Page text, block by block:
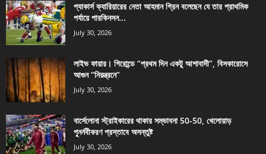
প্যাকার্স ক্যারিয়ারের নেতা আহমান গ্রিন বলেছেন যে তার প্রাথমিক
পর্যায়ে পারকিনসন...
July 30, 2026
লাইভ ফায়ার। গিরোন্ডে “প্রথম দিন একটু আশাবাদী”, বিসকারোসে
আগুন “নিয়ন্ত্রনে”
July 30, 2026
বার্সেলোনা স্ট্রাইকারের থাকার সম্ভাবনা 50-50, খেলোয়াড়
পুনর্নবীকরণ প্রস্তাবে অসন্তুষ্ট
July 30, 2026